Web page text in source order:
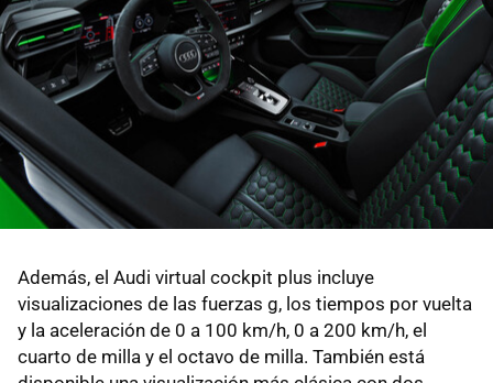
Además, el Audi virtual cockpit plus incluye
visualizaciones de las fuerzas g, los tiempos por vuelta
y la aceleración de 0 a 100 km/h, 0 a 200 km/h, el
cuarto de milla y el octavo de milla. También está